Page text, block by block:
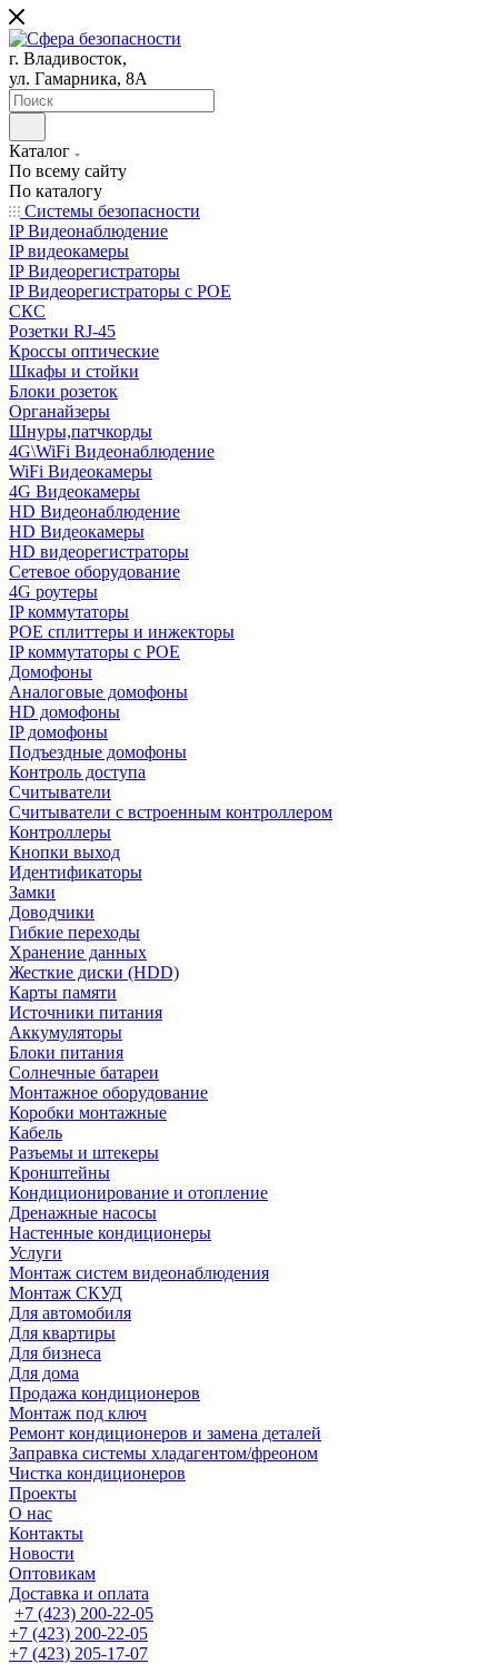
г. Владивосток,
ул. Гамарника, 8А
Каталог
По всему сайту
По каталогу
Системы безопасности
IP Видеонаблюдение
IP видеокамеры
IP Видеорегистраторы
IP Видеорегистраторы с POE
СКС
Розетки RJ-45
Кроссы оптические
Шкафы и стойки
Блоки розеток
Органайзеры
Шнуры,патчкорды
4G\WiFi Видеонаблюдение
WiFi Видеокамеры
4G Видеокамеры
HD Видеонаблюдение
HD Видеокамеры
HD видеорегистраторы
Сетевое оборудование
4G роутеры
IP коммутаторы
POE сплиттеры и инжекторы
IP коммутаторы с POE
Домофоны
Аналоговые домофоны
HD домофоны
IP домофоны
Подъездные домофоны
Контроль доступа
Считыватели
Считыватели с встроенным контроллером
Контроллеры
Кнопки выход
Идентификаторы
Замки
Доводчики
Гибкие переходы
Хранение данных
Жесткие диски (HDD)
Карты памяти
Источники питания
Аккумуляторы
Блоки питания
Солнечные батареи
Монтажное оборудование
Коробки монтажные
Кабель
Разъемы и штекеры
Кронштейны
Кондиционирование и отопление
Дренажные насосы
Настенные кондиционеры
Услуги
Монтаж систем видеонаблюдения
Монтаж СКУД
Для автомобиля
Для квартиры
Для бизнеса
Для дома
Продажа кондиционеров
Монтаж под ключ
Ремонт кондиционеров и замена деталей
Заправка системы хладагентом/фреоном
Чистка кондиционеров
Проекты
О нас
Контакты
Новости
Оптовикам
Доставка и оплата
+7 (423) 200-22-05
+7 (423) 200-22-05
+7 (423) 205-17-07